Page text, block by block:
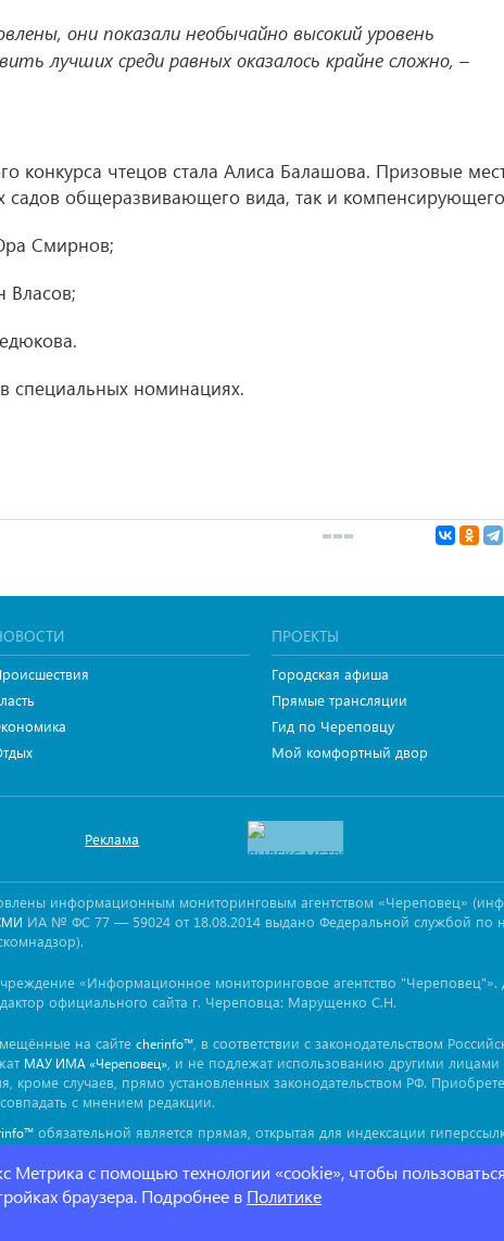
они показали необычайно высокий уровень
лучших среди равных оказалось крайне сложно, –
конкурса чтецов стала Алиса Балашова. Призовые
садов общеразвивающего вида, так и
Смирнов;
Власов;
специальных номинациях.
ПРОЕКТЫ
Городская афиша
Прямые трансляции
Гид по Череповцу
Мой комфортный двор
Реклама
информационным мониторинговым агентством «Череповец»
ИА № ФС 77 — 59024 от 18.08.2014 выдано Федеральной службой по
«Информационное мониторинговое агентство
официального сайта г. Череповца: Марущенко С.Н.
на сайте cherinfo™ , в соответствии с законодательством
МАУ ИМА «Череповец» , и не подлежат использованию другими
кроме случаев, прямо установленных законодательством РФ.
с мнением редакции.
обязательной является прямая, открытая для индексации
Метрика с помощью технологии «cookie», чтобы
браузера. Подробнее в Политике